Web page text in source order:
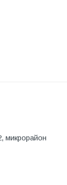
микрорайон